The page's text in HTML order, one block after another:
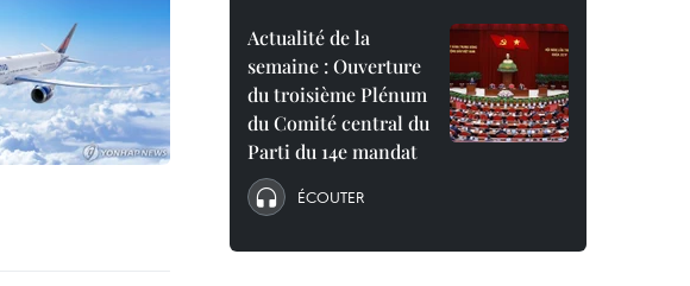
Actualité de la
semaine : Ouverture
du troisième Plénum
du Comité central du
Parti du 14e mandat
ÉCOUTER